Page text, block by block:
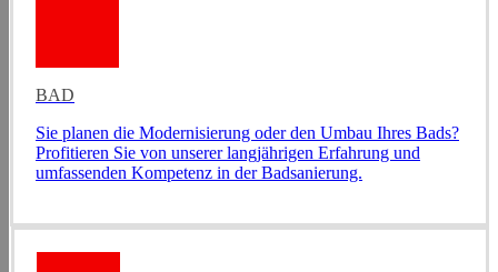
BAD
Sie planen die Modernisierung oder den Umbau Ihres Bads?
Profitieren Sie von unserer langjährigen Erfahrung und
umfassenden Kompetenz in der Badsanierung.